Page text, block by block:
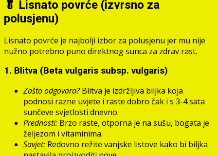
🥬 Lisnato povrće (izvrsno za
polusjenu)
Lisnato povrće je najbolji izbor za polusjenu jer mu nije
nužno potrebno puno direktnog sunca za zdrav rast.
1. Blitva (Beta vulgaris subsp. vulgaris)
Zašto odgovara?Blitva je izdržljiva biljka koja
podnosi razne uvjete i raste dobro čak i s 3-4 sata
sunčeve svjetlosti dnevno.
Prednosti: Brzo raste, otporna je na sušu, bogata je
željezom i vitaminima.
Savjet: Redovno režite vanjske listove kako bi biljka